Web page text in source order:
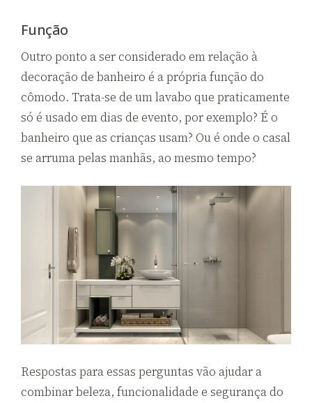
Função
Outro ponto a ser considerado em relação à
decoração de banheiro é a própria função do
cômodo. Trata-se de um lavabo que praticamente
só é usado em dias de evento, por exemplo? É o
banheiro que as crianças usam? Ou é onde o casal
se arruma pelas manhãs, ao mesmo tempo?
Respostas para essas perguntas vão ajudar a
combinar beleza, funcionalidade e segurança do